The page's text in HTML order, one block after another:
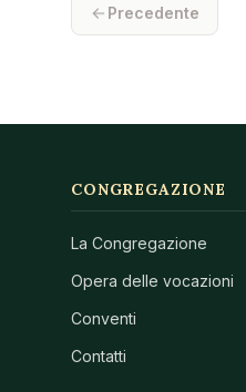
Precedente
CONGREGAZIONE
La Congregazione
Opera delle vocazioni
Conventi
Contatti